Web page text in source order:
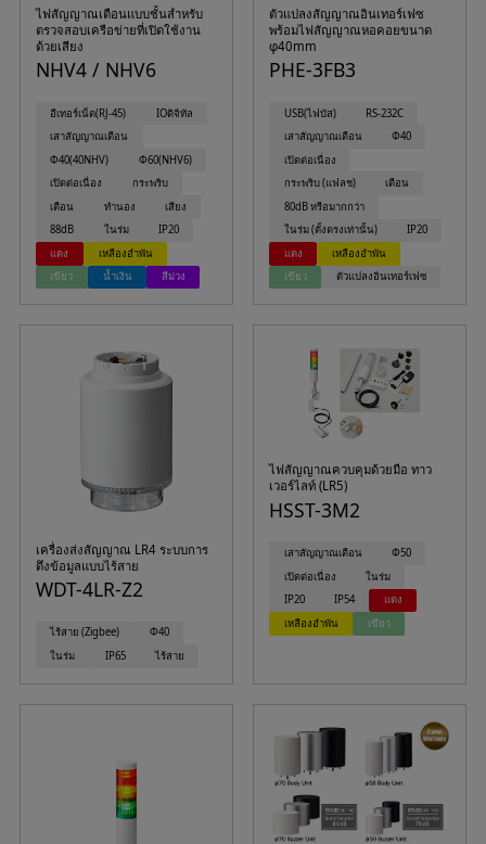
ไฟสัญญาณเตือนแบบชั้นสำหรับ
ตรวจสอบเครือข่ายที่เปิดใช้งาน
ด้วยเสียง
NHV4 / NHV6
อีเทอร์เน็ต(RJ-45)
IOดิจิทัล
เสาสัญญาณเตือน
Φ40(40NHV)
Φ60(NHV6)
เปิดต่อเนื่อง
กระพริบ
เตือน
ทำนอง
เสียง
88dB
ในร่ม
IP20
แดง
เหลืองอำพัน
เขียว
น้ำเงิน สีม่วง
ตัวแปลงสัญญาณอินเทอร์เฟซ
พร้อมไฟสัญญาณหอคอยขนาด
φ40mm
PHE-3FB3
USB(ไฟบัส)
RS-232C
เสาสัญญาณเตือน
Φ40
เปิดต่อเนื่อง
กระพริบ (แฟลช)
เตือน
80dB หรือมากกว่า
ในร่ม (ตั้งตรงเท่านั้น)
IP20
แดง
เหลืองอำพัน
เขียว
ตัวแปลงอินเทอร์เฟซ
เครื่องส่งสัญญาณ LR4 ระบบการ
ดึงข้อมูลแบบไร้สาย
WDT-4LR-Z2
ไร้สาย (Zigbee)
Φ40
ในร่ม
IP65 ไร้สาย
ไฟสัญญาณควบคุมด้วยมือ ทาว
เวอร์ไลท์ (LR5)
HSST-3M2
เสาสัญญาณเตือน
Φ50
เปิดต่อเนื่อง
ในร่ม
IP20
IP54
แดง
เหลืองอำพัน
เขียว